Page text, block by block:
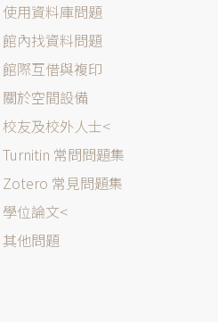
題
(FAQ)
分
類
列
表
使用資料庫問題
館內找資料問題
館際互借與複印
關於空間設備
校友及校外人士
Turnitin 常問問題集
Zotero 常見問題集
學位論文
其他問題